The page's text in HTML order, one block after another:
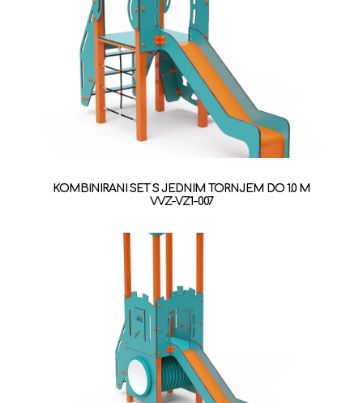
KOMBINIRANI SET S JEDNIM TORNJEM DO 1.0 M
VVZ-VZ1-007